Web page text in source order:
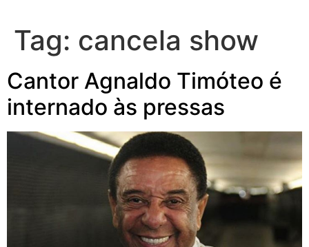
Tag: cancela show
Cantor Agnaldo Timóteo é
internado às pressas